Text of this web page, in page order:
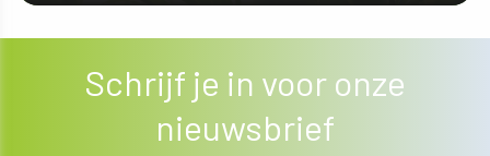
ONTDEK MEER
Schrijf je in voor onze
nieuwsbrief